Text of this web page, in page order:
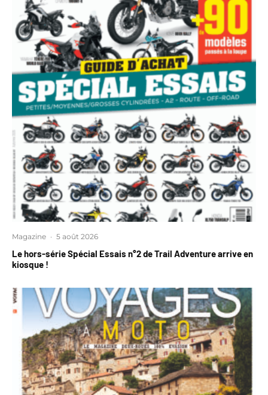
Magazine · 5 août 2026
Le hors-série Spécial Essais n°2 de Trail Adventure arrive en
kiosque !